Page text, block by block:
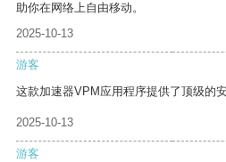
助你在网络上自由移动。
2025-10-13
游客
这款加速器VPM应用程序提供了顶级的
2025-10-13
游客